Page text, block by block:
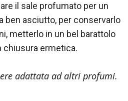
il sale profumato per un
ben asciutto, per conservarlo
metterlo in un bel barattolo
chiusura ermetica.
adattata ad altri profumi.